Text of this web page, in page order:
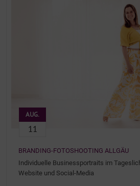
AUG.
11
BRANDING-FOTOSHOOTING ALLGÄU
Individuelle Businessportraits im
Website und Social-Media